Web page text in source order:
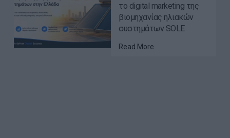
το digital marketing της
βιομηχανίας ηλιακών
συστημάτων SOLE
Read More